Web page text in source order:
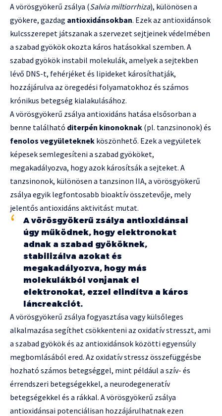
A vörösgyökerű zsálya (Salvia miltiorrhiza), különösen a
gyökere, gazdag antioxidánsokban. Ezek az antioxidánsok
kulcsszerepet játszanak a szervezet sejtjeinek védelmében
a szabad gyökök okozta káros hatásokkal szemben. A
szabad gyökök instabil molekulák, amelyek a sejtekben
lévő DNS-t, fehérjéket és lipideket károsíthatják,
hozzájárulva az öregedési folyamatokhoz és számos
krónikus betegség kialakulásához.
A vörösgyökerű zsálya antioxidáns hatása elsősorban a
benne található diterpén kinonoknak (pl. tanzsinonok) és
fenolos vegyületeknek köszönhető. Ezek a vegyületek
képesek semlegesíteni a szabad gyököket,
megakadályozva, hogy azok károsítsák a sejteket. A
tanzsinonok, különösen a tanzsinon IIA, a vörösgyökerű
zsálya egyik legfontosabb bioaktív összetevője, mely
jelentős antioxidáns aktivitást mutat.
A vörösgyökerű zsálya antioxidánsai
úgy működnek, hogy elektronokat
adnak a szabad gyököknek,
stabilizálva azokat és
megakadályozva, hogy más
molekulákból vonjanak el
elektronokat, ezzel elindítva a káros
láncreakciót.
A vörösgyökerű zsálya fogyasztása vagy külsőleges
alkalmazása segíthet csökkenteni az oxidatív stresszt, ami
a szabad gyökök és az antioxidánsok közötti egyensúly
megbomlásából ered. Az oxidatív stressz összefüggésbe
hozható számos betegséggel, mint például a szív- és
érrendszeri betegségekkel, a neurodegeneratív
betegségekkel és a rákkal. A vörösgyökerű zsálya
antioxidánsai potenciálisan hozzájárulhatnak ezen